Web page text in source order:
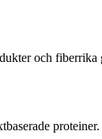
och fiberrika
proteiner.